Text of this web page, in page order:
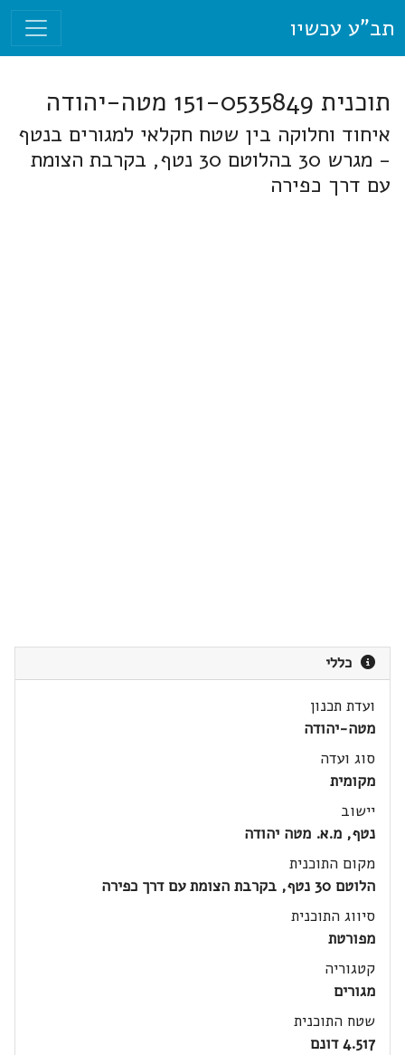
תב"ע עכשיו
תוכנית 151-0535849 מטה-יהודה
איחוד וחלוקה בין שטח חקלאי למגורים בנטף
- מגרש 30 בהלוטם 30 נטף, בקרבת הצומת
עם דרך כפירה
כללי
ועדת תכנון
מטה-יהודה
סוג ועדה
מקומית
יישוב
נטף, מ.א. מטה יהודה
מקום התוכנית
הלוטם 30 נטף, בקרבת הצומת עם דרך כפירה
סיווג התוכנית
מפורטת
קטגוריה
מגורים
שטח התוכנית
4.517 דונם